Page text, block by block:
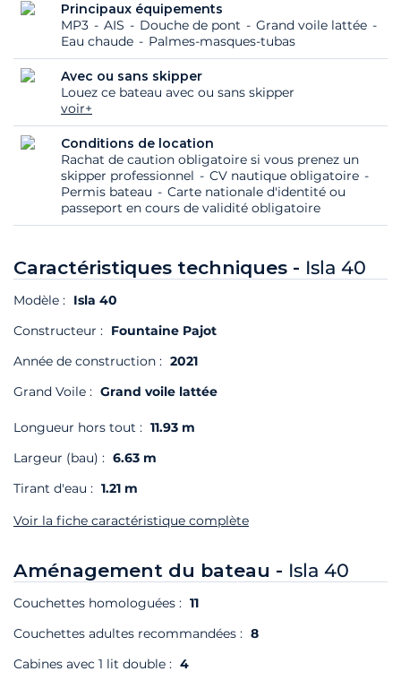
Principaux équipements
MP3
AIS Douche de pont
Grand voile lattée
Eau chaude
Palmes-masques-tubas
Avec ou sans skipper
Louez ce bateau avec ou sans skipper
voir+
Conditions de location
Rachat de caution obligatoire si vous prenez un
skipper professionnel
CV nautique obligatoire
Permis bateau
Carte nationale d'identité ou
passeport en cours de validité obligatoire
Caractéristiques techniques - Isla 40
Modèle : Isla 40
Constructeur : Fountaine Pajot
Année de construction : 2021
Grand Voile : Grand voile lattée
Longueur hors tout : 11.93 m
Largeur (bau) : 6.63 m
Tirant d'eau : 1.21 m
Voir la fiche caractéristique complète
Aménagement du bateau - Isla 40
Couchettes homologuées : 11
Couchettes adultes recommandées : 8
Cabines avec 1 lit double : 4